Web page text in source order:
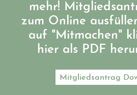
mehr!
zum Online
auf "Mitmachen"
hier als PDF
Mitgliedsantrag